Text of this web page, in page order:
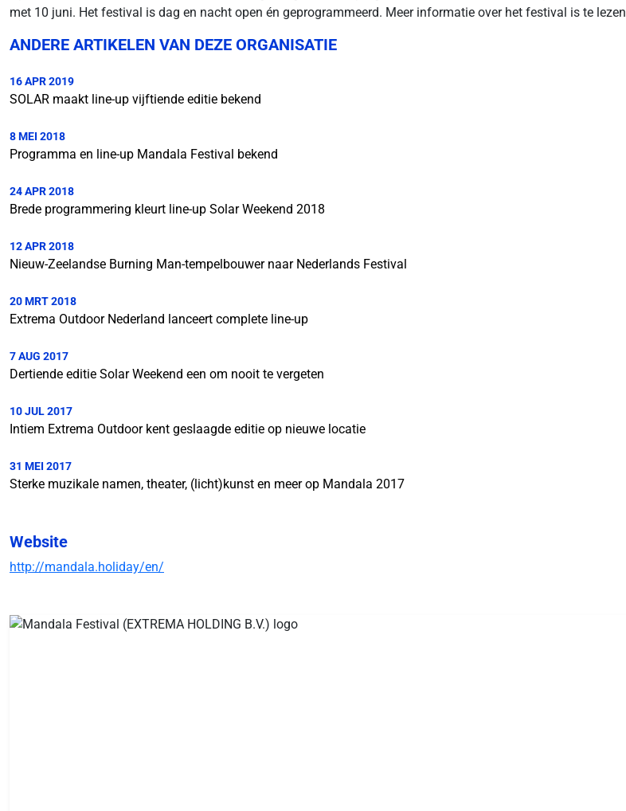
met 10 juni. Het festival is dag en nacht open én geprogrammeerd. Meer informatie over het festival is te
ANDERE ARTIKELEN VAN DEZE ORGANISATIE
16 APR 2019
SOLAR maakt line-up vijftiende editie bekend
8 MEI 2018
Programma en line-up Mandala Festival bekend
24 APR 2018
Brede programmering kleurt line-up Solar Weekend 2018
12 APR 2018
Nieuw-Zeelandse Burning Man-tempelbouwer naar Nederlands Festival
20 MRT 2018
Extrema Outdoor Nederland lanceert complete line-up
7 AUG 2017
Dertiende editie Solar Weekend een om nooit te vergeten
10 JUL 2017
Intiem Extrema Outdoor kent geslaagde editie op nieuwe locatie
31 MEI 2017
Sterke muzikale namen, theater, (licht)kunst en meer op Mandala 2017
Website
http://mandala.holiday/en/